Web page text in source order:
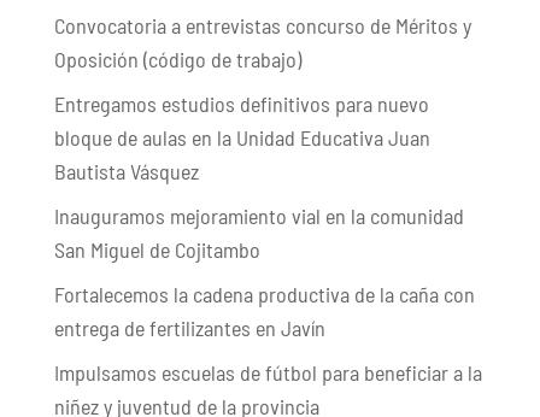
Convocatoria a entrevistas concurso de Méritos y
Oposición (código de trabajo)
Entregamos estudios definitivos para nuevo
bloque de aulas en la Unidad Educativa Juan
Bautista Vásquez
Inauguramos mejoramiento vial en la comunidad
San Miguel de Cojitambo
Fortalecemos la cadena productiva de la caña con
entrega de fertilizantes en Javín
Impulsamos escuelas de fútbol para beneficiar a la
niñez y juventud de la provincia